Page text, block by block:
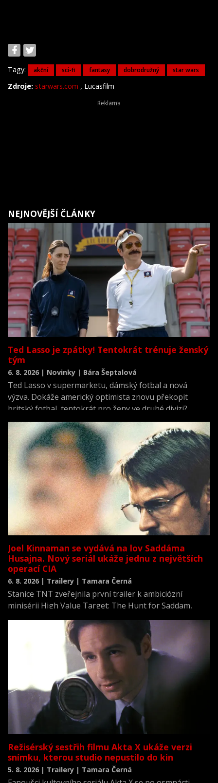
Tagy: akční sci-fi fantasy dobrodružný star wars
Zdroje: starwars.com , Lucasfilm
NEJNOVĚJŠÍ ČLÁNKY
Ted Lasso je zpátky! Tentokrát trénuje ženský
tým
6. 8. 2026 | Novinky | Bára Šeptalová
Ted Lasso v supermarketu, dámský fotbal a nová
výzva. Dokáže americký optimista znovu překopit
britský fotbal, tentokrát pro ženy ve druhé divizi?
Joel Kinnaman se vydává na lov Saddáma
Husajna. Nový seriál ukáže jednu z největších
operací CIA
6. 8. 2026 | Trailery | Tamara Černá
Stanice TNT zveřejnila první trailer k ambiciózní
minisérii High Value Target: The Hunt for Saddam,
novodobých dějin.
Režisérský sestřih filmu Akta X ukáže verzi
snímku, kterou studio nepustilo do kin
5. 8. 2026 | Trailery | Tamara Černá